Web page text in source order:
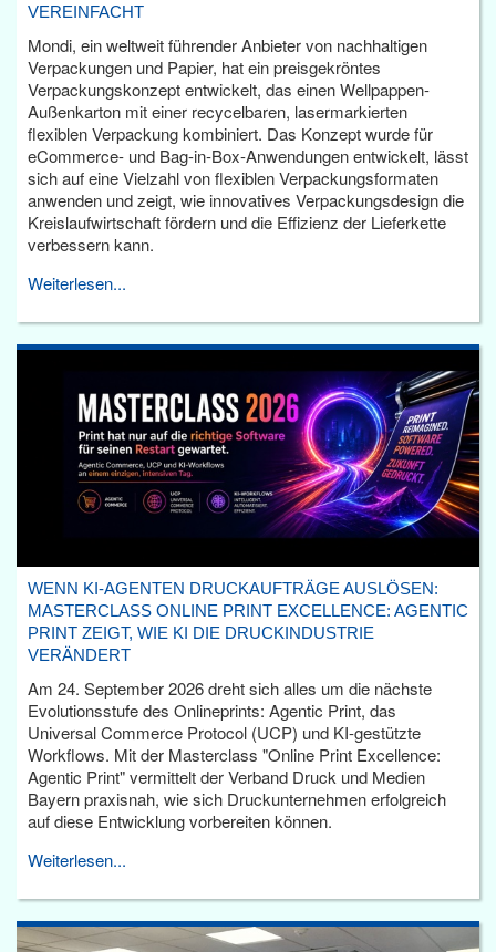
VEREINFACHT
Mondi, ein weltweit führender Anbieter von nachhaltigen
Verpackungen und Papier, hat ein preisgekröntes
Verpackungskonzept entwickelt, das einen Wellpappen-
Außenkarton mit einer recycelbaren, lasermarkierten
flexiblen Verpackung kombiniert. Das Konzept wurde für
eCommerce- und Bag-in-Box-Anwendungen entwickelt, lässt
sich auf eine Vielzahl von flexiblen Verpackungsformaten
anwenden und zeigt, wie innovatives Verpackungsdesign die
Kreislaufwirtschaft fördern und die Effizienz der Lieferkette
verbessern kann.
Weiterlesen...
WENN KI-AGENTEN DRUCKAUFTRÄGE AUSLÖSEN:
MASTERCLASS ONLINE PRINT EXCELLENCE: AGENTIC
PRINT ZEIGT, WIE KI DIE DRUCKINDUSTRIE
VERÄNDERT
Am 24. September 2026 dreht sich alles um die nächste
Evolutionsstufe des Onlineprints: Agentic Print, das
Universal Commerce Protocol (UCP) und KI-gestützte
Workflows. Mit der Masterclass "Online Print Excellence:
Agentic Print" vermittelt der Verband Druck und Medien
Bayern praxisnah, wie sich Druckunternehmen erfolgreich
auf diese Entwicklung vorbereiten können.
Weiterlesen...